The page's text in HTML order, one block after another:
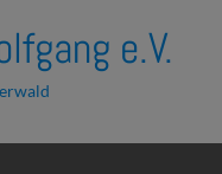
e.V.